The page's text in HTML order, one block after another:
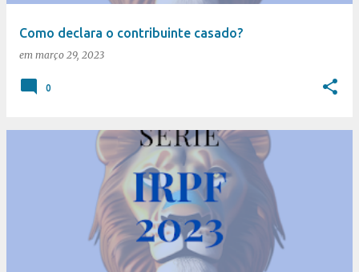
Como declara o contribuinte casado?
em março 29, 2023
0